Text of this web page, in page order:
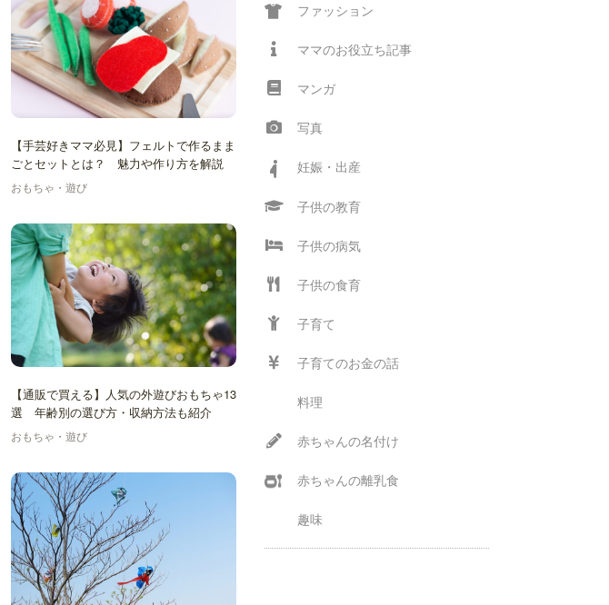
【手芸好きママ必見】フェルトで作るまま
ごとセットとは？ 魅力や作り方を解説
おもちゃ・遊び
【通販で買える】人気の外遊びおもちゃ13
選 年齢別の選び方・収納方法も紹介
おもちゃ・遊び
ファッション
ママのお役立ち記事
マンガ
写真
妊娠・出産
子供の教育
子供の病気
子供の食育
子育て
子育てのお金の話
料理
赤ちゃんの名付け
赤ちゃんの離乳食
趣味